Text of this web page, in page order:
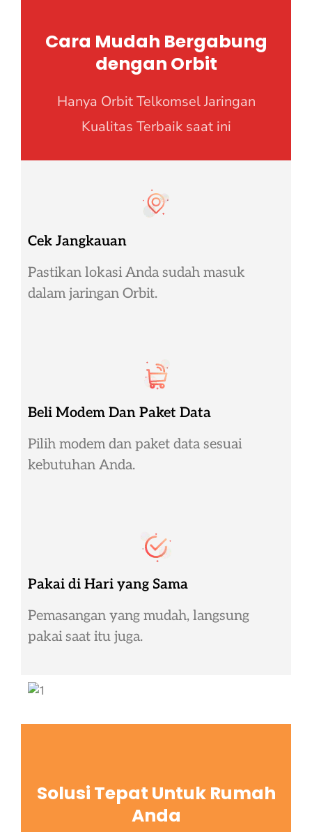
Cara Mudah Bergabung
dengan Orbit
Hanya Orbit Telkomsel Jaringan
Kualitas Terbaik saat ini
Cek Jangkauan
Pastikan lokasi Anda sudah masuk
dalam jaringan Orbit.
Beli Modem Dan Paket Data
Pilih modem dan paket data sesuai
kebutuhan Anda.
Pakai di Hari yang Sama
Pemasangan yang mudah, langsung
pakai saat itu juga.
Solusi Tepat Untuk Rumah
Anda